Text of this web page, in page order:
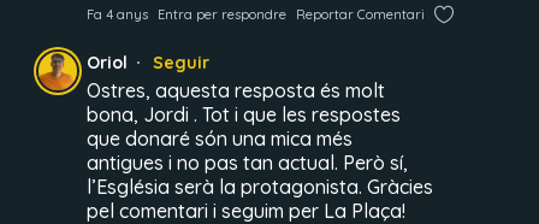
Fa 4 anys Entra per respondre Reportar Comentari
Oriol Seguir
Ostres, aquesta resposta és molt
bona, Jordi . Tot i que les respostes
que donaré són una mica més
antigues i no pas tan actual. Però sí,
l’Església serà la protagonista. Gràcies
pel comentari i seguim per La Plaça!